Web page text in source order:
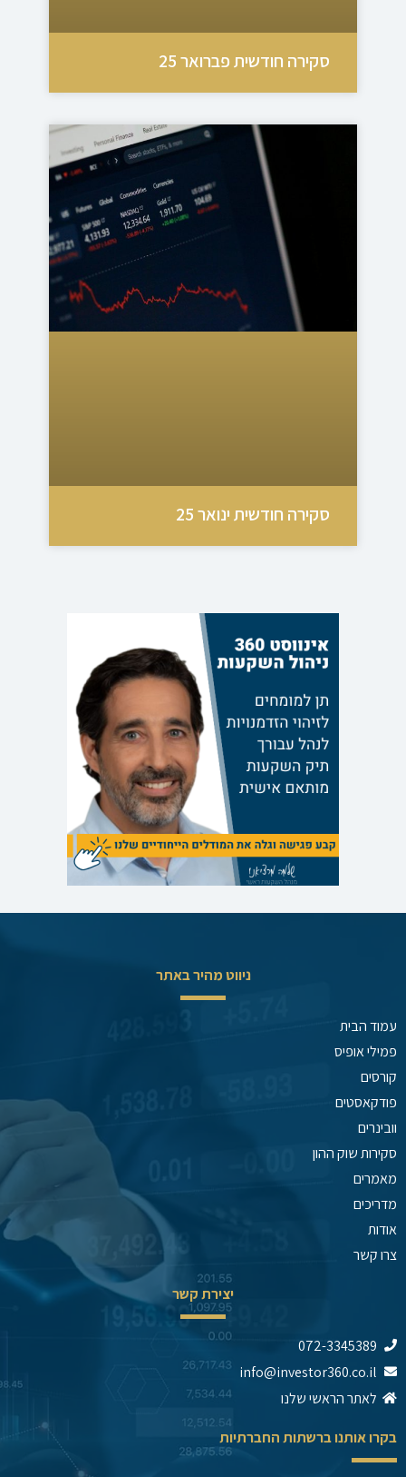
סקירה חודשית פברואר 25
סקירה חודשית ינואר 25
ניווט מהיר באתר
עמוד הבית
פמילי אופיס
קורסים
פודקאסטים
וובינרים
סקירות שוק ההון
מאמרים
מדריכים
אודות
צרו קשר
יצירת קשר
072-3345389
info@investor360.co.il
לאתר הראשי שלנו
בקרו אותנו ברשתות החברתיות